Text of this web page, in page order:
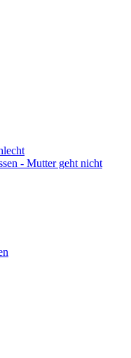
- Mutter geht nicht